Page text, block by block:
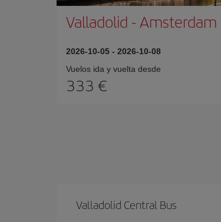
Valladolid -Amsterdam
2026-10-05 - 2026-10-08
Vuelos ida y vuelta desde
333 €
Valladolid Central Bus